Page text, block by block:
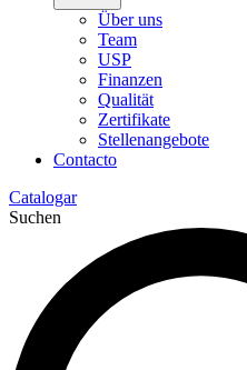
Über uns
Team
USP
Finanzen
Qualität
Zertifikate
Stellenangebote
Contacto
Catalogar
Suchen